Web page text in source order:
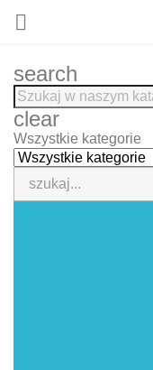

search
clear
Wszystkie kategorie